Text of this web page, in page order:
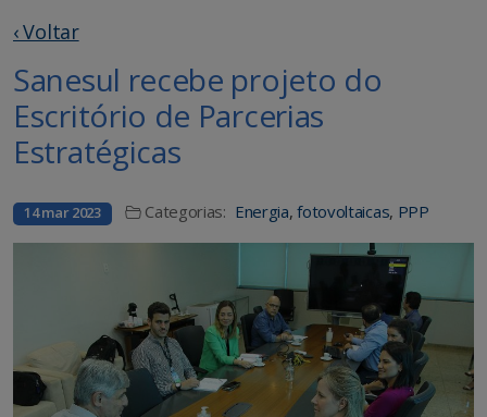
‹ Voltar
Sanesul recebe projeto do
Escritório de Parcerias
Estratégicas
14 mar 2023 Categorias: Energia,fotovoltaicas, PPP